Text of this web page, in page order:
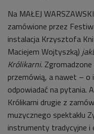
Na MAŁEJ
zamówione przez
instalacja Krzysztofa
Maciejem Wojtyszką)
Królikarni.
przemówią, a nawet – o
odpowiadać na pytania.
Królikarni drugie z
muzycznego spektaklu
instrumenty tradycyjne i